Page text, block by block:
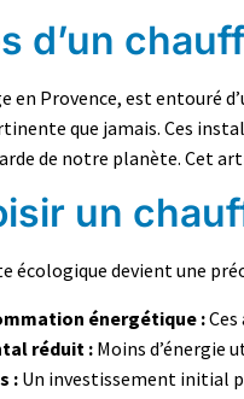
d’un
en Provence, est entouré
que jamais. Ces
de notre planète. Cet
un
écologique devient une
énergétique :
réduit :Moins d’énergie
: Un investissement initial